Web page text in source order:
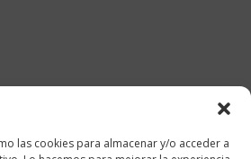
las cookies para almacenar y/o acceder a